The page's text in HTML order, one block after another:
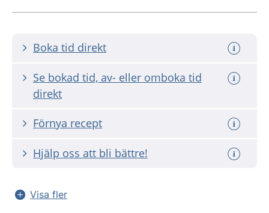
Boka tid direkt
Se bokad tid, av- eller omboka tid
direkt
Förnya recept
Hjälp oss att bli bättre!
Visa fler